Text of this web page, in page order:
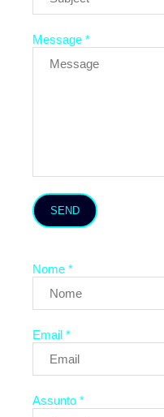
Message *
SEND
Nome *
Email *
Assunto *